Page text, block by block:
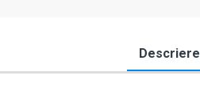
Descriere